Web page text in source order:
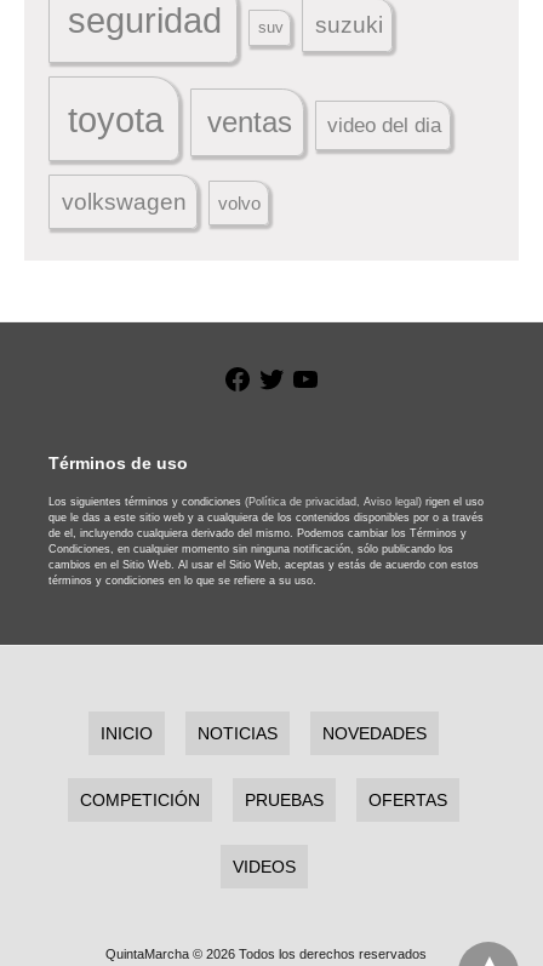
seguridad suv suzuki
toyota ventas video del dia
volkswagen volvo
Facebook
Twitter
Términos de uso
Los siguientes términos y condiciones (Política de privacidad, Aviso legal) rigen el uso
que le das a este sitio web y a cualquiera de los contenidos disponibles por o a través
de el, incluyendo cualquiera derivado del mismo. Podemos cambiar los Términos y
Condiciones, en cualquier momento sin ninguna notificación, sólo publicando los
cambios en el Sitio Web. Al usar el Sitio Web, aceptas y estás de acuerdo con estos
términos y condiciones en lo que se refiere a su uso.
INICIO NOTICIAS NOVEDADES
COMPETICIÓN PRUEBAS OFERTAS
VIDEOS
QuintaMarcha © 2026 Todos los derechos reservados